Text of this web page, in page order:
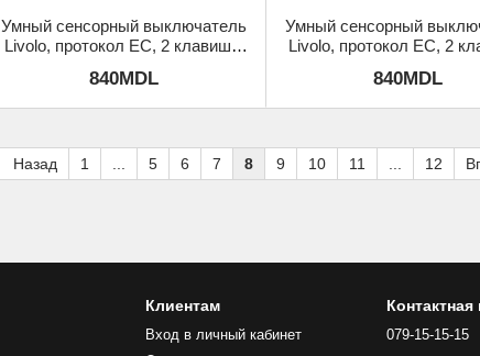
Умный сенсорный выключатель
Livolo, протокол ЕС, 2 клавиши,
840MDL
Умный сенсорный
Livolo, протокол ЕС, 2
840MDL
Назад 1 ... 5 6 7 8 9 10 11 ... 12
Клиентам
Вход в личный кабинет
079-15-15-15